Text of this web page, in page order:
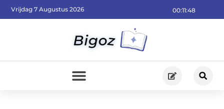
00:11:50
Vrijdag 7 Augustus 2026